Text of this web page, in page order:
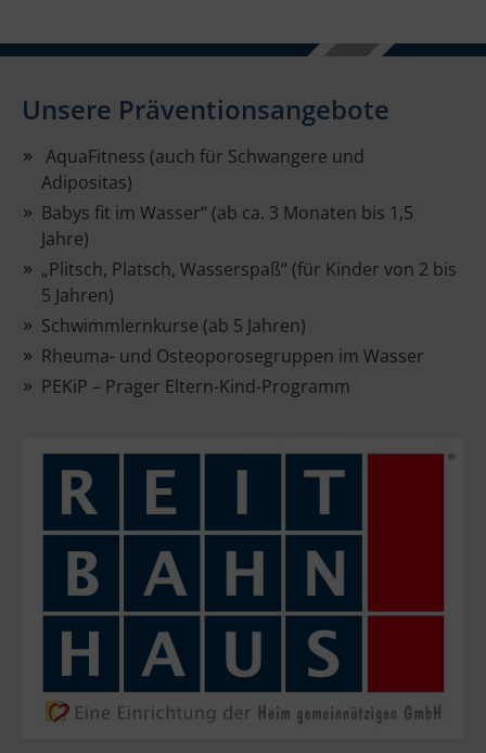
Unsere Präventionsangebote
AquaFitness (auch für Schwangere und
Adipositas)
Babys fit im Wasser“ (ab ca. 3 Monaten bis 1,5
Jahre)
„Plitsch, Platsch, Wasserspaß“ (für Kinder von 2 bis
5 Jahren)
Schwimmlernkurse (ab 5 Jahren)
Rheuma- und Osteoporosegruppen im Wasser
PEKiP – Prager Eltern-Kind-Programm